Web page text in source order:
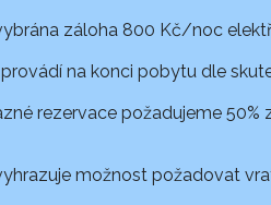
záloha 800 Kč/noc
na konci pobytu dle
rezervace požadujeme 50%
možnost požadovat